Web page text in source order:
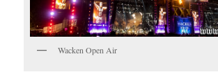
Wacken Open Air